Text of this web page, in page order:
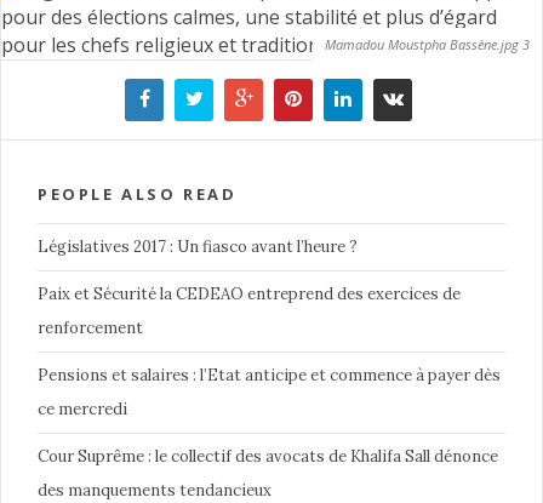
Mamadou Moustpha Bassène.jpg 3
PEOPLE ALSO READ
Législatives 2017 : Un fiasco avant l’heure ?
Paix et Sécurité la CEDEAO entreprend des exercices de
renforcement
Pensions et salaires : l’Etat anticipe et commence à payer dès
ce mercredi
Cour Suprême : le collectif des avocats de Khalifa Sall dénonce
des manquements tendancieux